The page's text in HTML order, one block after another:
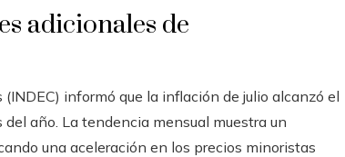
adicionales de
informó que la inflación de julio alcanzó el
año. La tendencia mensual muestra un
una aceleración en los precios minoristas